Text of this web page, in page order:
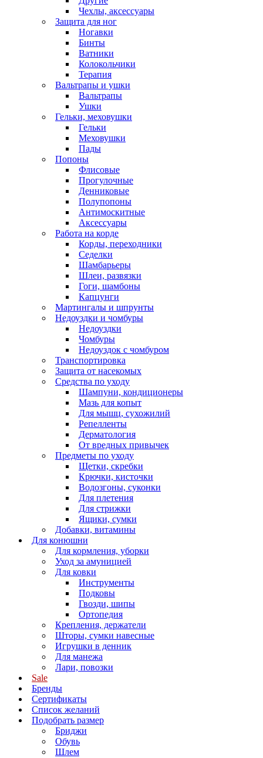
Чехлы, аксессуары
Защита для ног
Ногавки
Бинты
Ватники
Колокольчики
Терапия
Вальтрапы и ушки
Вальтрапы
Ушки
Гельки, меховушки
Гельки
Меховушки
Пады
Попоны
Флисовые
Прогулочные
Денниковые
Полупопоны
Антимоскитные
Аксессуары
Работа на корде
Корды, переходники
Седелки
Шамбарьеры
Шлеи, развязки
Гоги, шамбоны
Капцунги
Мартингалы и шпрунты
Недоуздки и чомбуры
Недоуздки
Чомбуры
Недоуздок с чомбуром
Транспортировка
Защита от насекомых
Средства по уходу
Шампуни, кондиционеры
Мазь для копыт
Для мышц, сухожилий
Репелленты
Дерматология
От вредных привычек
Предметы по уходу
Щетки, скребки
Крючки, кисточки
Водозгоны, суконки
Для плетения
Для стрижки
Ящики, сумки
Добавки, витамины
Для конюшни
Для кормления, уборки
Уход за амуницией
Для ковки
Инструменты
Подковы
Гвозди, шипы
Ортопедия
Крепления, держатели
Шторы, сумки навесные
Игрушки в денник
Для манежа
Лари, повозки
Sale
Бренды
Сертификаты
Список желаний
Подобрать размер
Бриджи
Обувь
Шлем